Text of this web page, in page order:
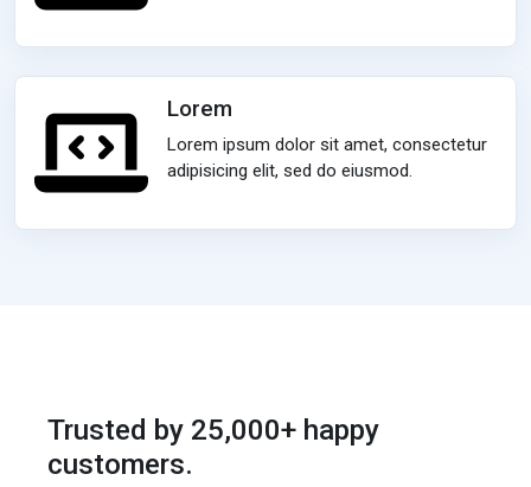
Lorem
Lorem ipsum dolor sit amet, consectetur
adipisicing elit, sed do eiusmod.
Trusted by 25,000+ happy
customers.